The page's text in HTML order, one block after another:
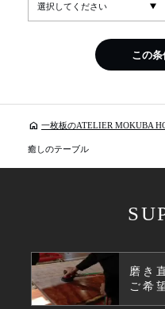
この
home 一枚板のATELIER MOKUBA
癒しのテーブル
磨き
ご希